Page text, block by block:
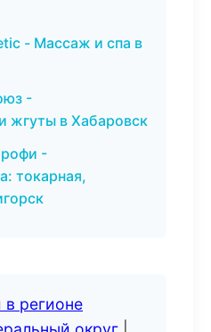
- Массаж и спа в
-
жгуты в Хабаровск
-
токарная,
в регионе